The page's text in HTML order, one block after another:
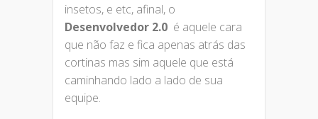
insetos, e etc, afinal, o
Desenvolvedor 2.0 é aquele cara
que não faz e fica apenas atrás das
cortinas mas sim aquele que está
caminhando lado a lado de sua
equipe.